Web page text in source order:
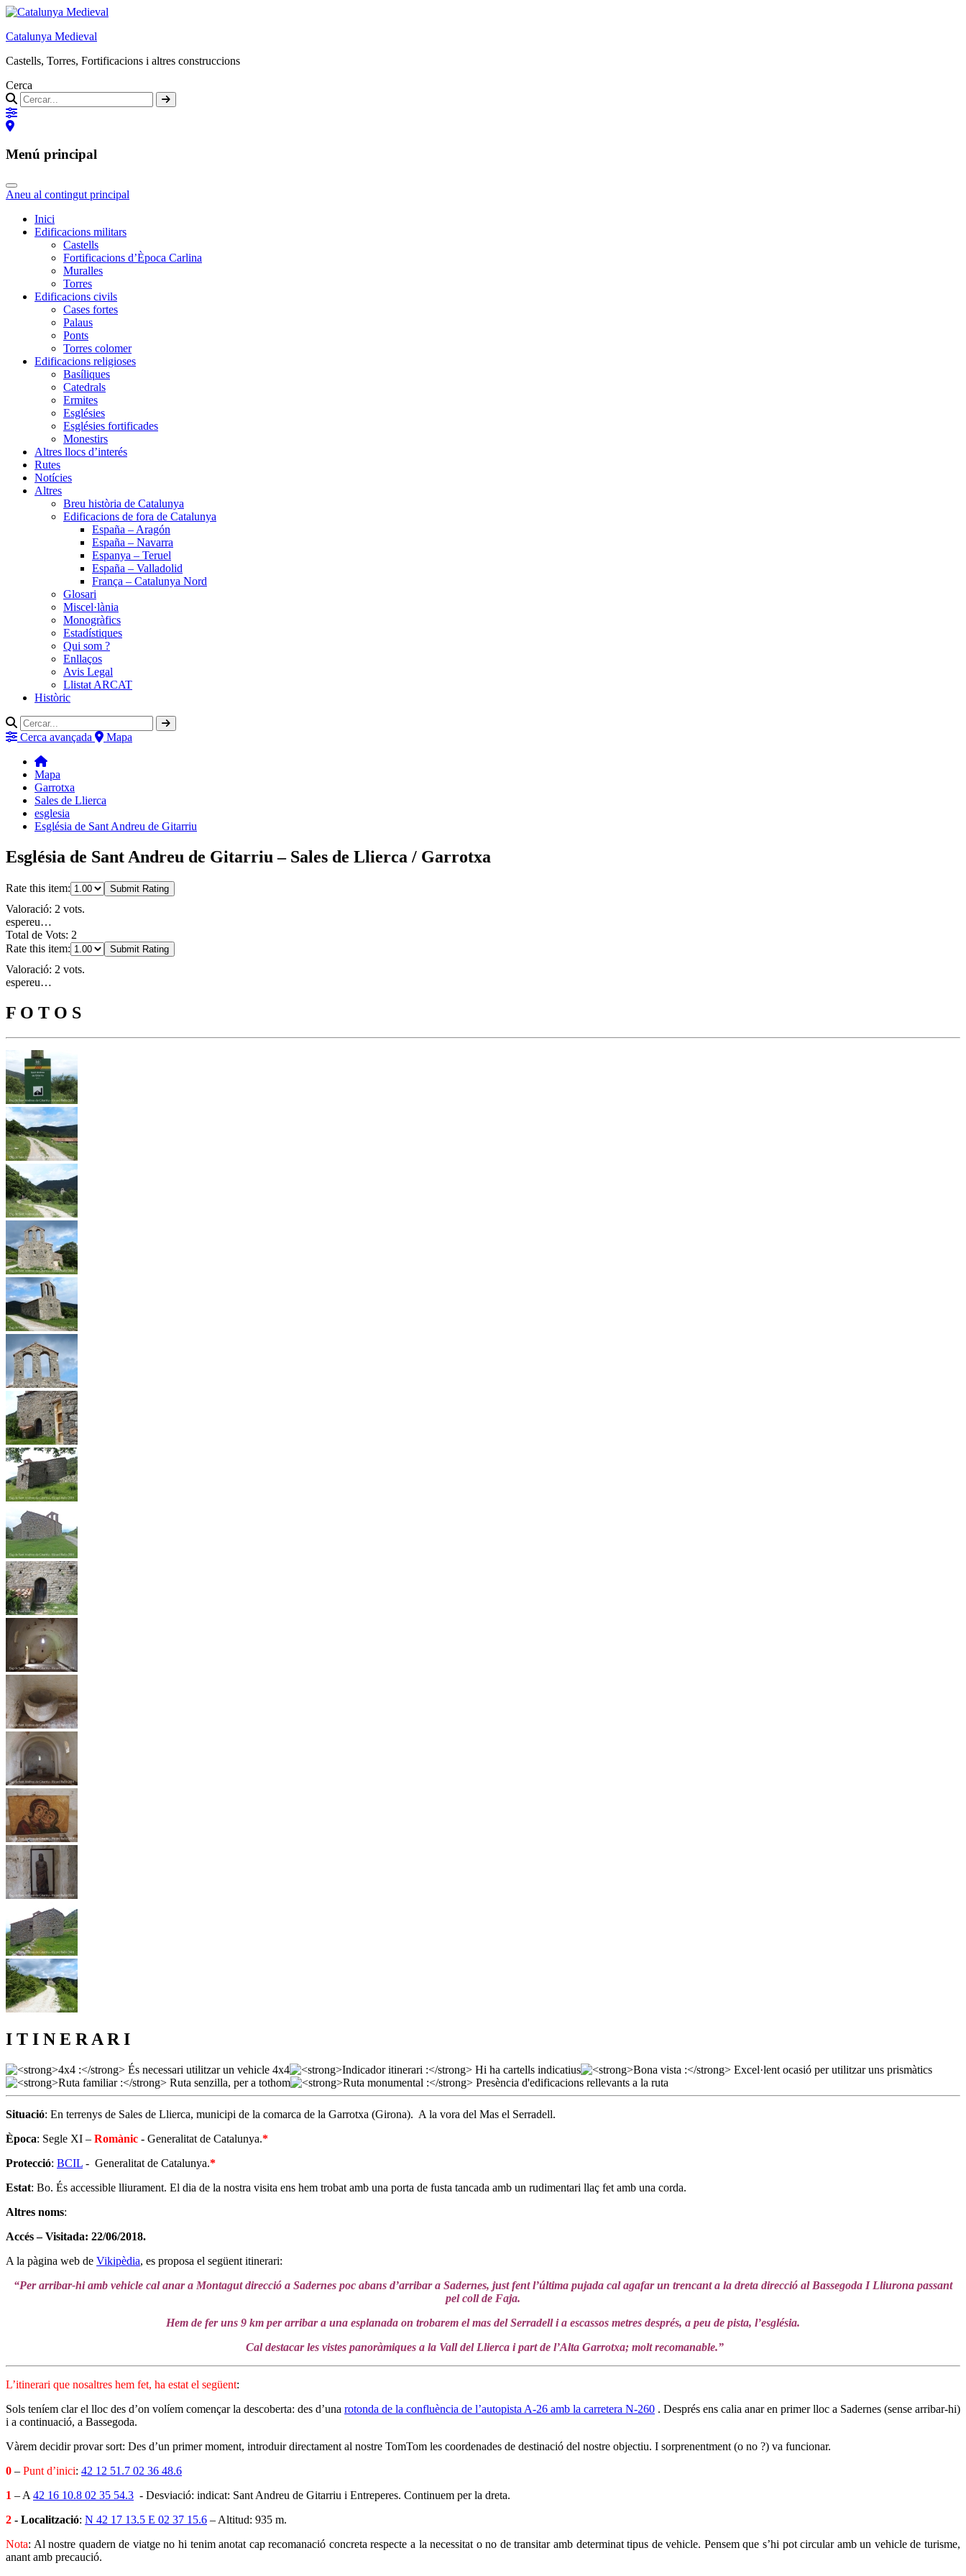
Catalunya Medieval
Castells, Torres, Fortificacions i altres construccions
Cerca
Menú principal
Aneu al contingut principal
Inici
Edificacions militars
Castells
Fortificacions d’Època Carlina
Muralles
Torres
Edificacions civils
Cases fortes
Palaus
Ponts
Torres colomer
Edificacions religioses
Basíliques
Catedrals
Ermites
Esglésies
Esglésies fortificades
Monestirs
Altres llocs d’interés
Rutes
Notícies
Altres
Breu història de Catalunya
Edificacions de fora de Catalunya
España – Aragón
España – Navarra
Espanya – Teruel
España – Valladolid
França – Catalunya Nord
Glosari
Miscel·lània
Monogràfics
Estadístiques
Qui som ?
Enllaços
Avis Legal
Llistat ARCAT
Històric
Cerca avançada Mapa
Mapa
Garrotxa
Sales de Llierca
esglesia
Església de Sant Andreu de Gitarriu
Església de Sant Andreu de Gitarriu – Sales de Llierca / Garrotxa
Rate this item: Submit Rating
Valoració: 2 vots.
espereu…
Total de Vots: 2
Rate this item:
Submit Rating
Valoració: 2 vots.
espereu…
F O T O S
I T I N E R A R I
Situació: En terrenys de Sales de Llierca, municipi de la comarca de la Garrotxa (Girona). A la vora del Mas el Serradell.
Època: Segle XI – Romànic - Generalitat de Catalunya.*
Protecció: BCIL - Generalitat de Catalunya.*
Estat: Bo. És accessible lliurament. El dia de la nostra visita ens hem trobat amb una porta de fusta tancada amb un rudimentari llaç fet amb una corda.
Altres noms:
Accés – Visitada: 22/06/2018.
A la pàgina web de Vikipèdia, es proposa el següent itinerari:
“Per arribar-hi amb vehicle cal anar a Montagut direcció a Sadernes poc abans d’arribar a Sadernes, just fent l’última pujada cal agafar un trencant a la dreta direcció al Bassegoda I Lliurona passant
pel coll de Faja.
Hem de fer uns 9 km per arribar a una esplanada on trobarem el mas del Serradell i a escassos metres després, a peu de pista, l’església.
Cal destacar les vistes panoràmiques a la Vall del Llierca i part de l’Alta Garrotxa; molt recomanable.”
L’itinerari que nosaltres hem fet, ha estat el següent:
Sols teníem clar el lloc des d’on volíem començar la descoberta: des d’una rotonda de la confluència de l’autopista A-26 amb la carretera N-260 . Després ens calia anar en primer lloc a Sadernes (sense arribar-hi)
i a continuació, a Bassegoda.
Vàrem decidir provar sort: Des d’un primer moment, introduir directament al nostre TomTom les coordenades de destinació del nostre objectiu. I sorprenentment (o no ?) va funcionar.
0 – Punt d’inici: 42 12 51.7 02 36 48.6
1 – A 42 16 10.8 02 35 54.3 - Desviació: indicat: Sant Andreu de Gitarriu i Entreperes. Continuem per la dreta.
2 - Localització: N 42 17 13.5 E 02 37 15.6 – Altitud: 935 m.
Nota: Al nostre quadern de viatge no hi tenim anotat cap recomanació concreta respecte a la necessitat o no de transitar amb determinat tipus de vehicle. Pensem que s’hi pot circular amb un vehicle de turisme,
anant amb precaució.